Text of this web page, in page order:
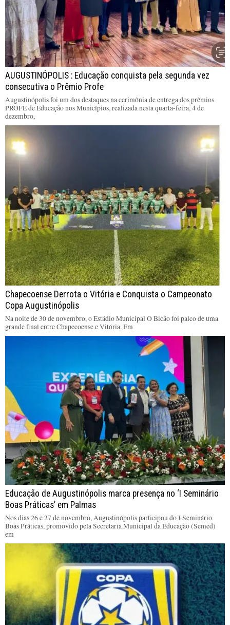
AUGUSTINÓPOLIS : Educação conquista pela segunda vez
consecutiva o Prêmio Profe
Augustinópolis foi um dos destaques na cerimônia de entrega dos prêmios
PROFE de Educação nos Municípios, realizada nesta quarta-feira, 4 de
dezembro,
Chapecoense Derrota o Vitória e Conquista o Campeonato
Copa Augustinópolis
Na noite de 30 de novembro, o Estádio Municipal O Bicão foi palco de uma
grande final entre Chapecoense e Vitória. Em
Educação de Augustinópolis marca presença no ‘I Seminário
Boas Práticas’ em Palmas
Nos dias 26 e 27 de novembro, Augustinópolis participou do I Seminário
Boas Práticas, promovido pela Secretaria Municipal da Educação (Semed)
em